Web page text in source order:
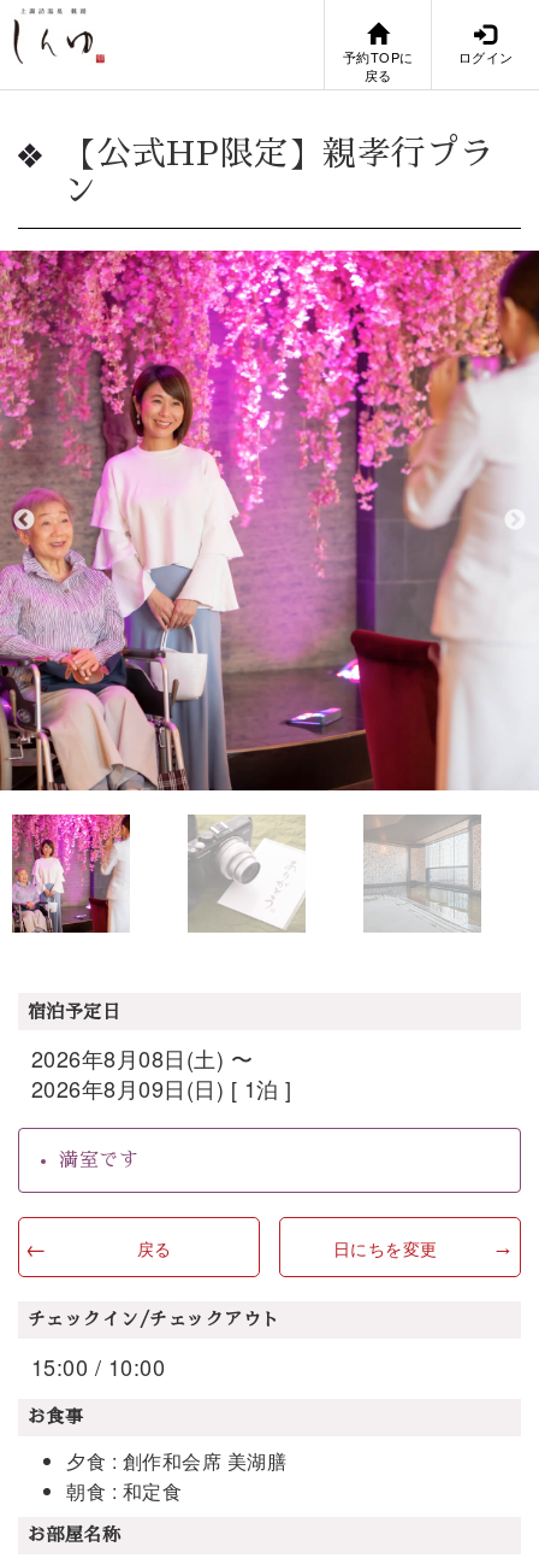
予約TOPに
戻る
ログイン
【公式HP限定】親孝行プラ
ン
宿泊予定日
2026年8月08日(土) 〜
2026年8月09日(日) [ 1泊 ]
満室です
戻る 日にちを変更
チェックイン/チェックアウト
15:00 / 10:00
お食事
夕食 : 創作和会席 美湖膳
朝食 : 和定食
お部屋名称